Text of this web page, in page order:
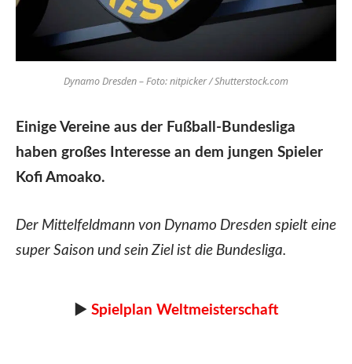
Dynamo Dresden – Foto: nitpicker / Shutterstock.com
Einige Vereine aus der Fußball-Bundesliga
haben großes Interesse an dem jungen Spieler
Kofi Amoako.
Der Mittelfeldmann von Dynamo Dresden spielt eine
super Saison und sein Ziel ist die Bundesliga.
► Spielplan Weltmeisterschaft